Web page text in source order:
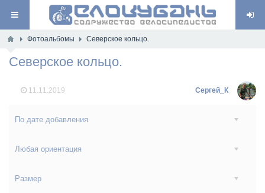
Фотоальбомы Северское кольцо.
Северское кольцо.
11.11.2019 Сергей_К
По дате добавления
Любая ориентация
Размер